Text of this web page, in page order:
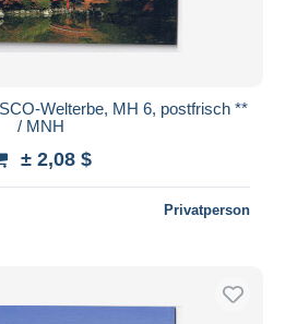
Welterbe, MH 6, postfrisch **
/ MNH
± 2,08 $
Privatperson